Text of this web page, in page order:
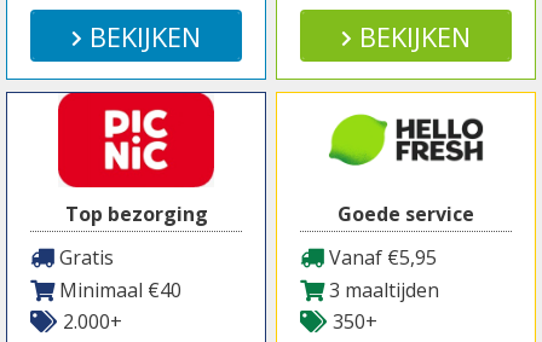
BEKIJKEN BEKIJKEN
Top bezorging
Gratis
Minimaal €40
2.000+
Goede service
Vanaf €5,95
3 maaltijden
350+